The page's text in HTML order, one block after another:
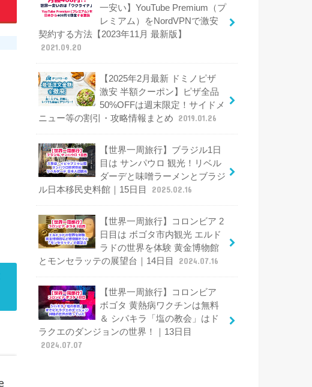
一安い】YouTube Premium（プ
レミアム）をNordVPNで激安
契約する方法【2023年11月 最新版】
2021.09.20
【2025年2月最新 ドミノピザ
激安 半額クーポン】ピザ全品
50%OFFは週末限定！サイドメ
ニュー等の割引・攻略情報まとめ
2019.01.26
【世界一周旅行】ブラジル1日
目は サンパウロ 観光！リベル
ダーデと味噌ラーメンとブラジ
ル日本移民史料館｜15日目
2025.02.16
【世界一周旅行】コロンビア 2
日目は ボゴタ市内観光 エルド
ラドの世界を体験 黄金博物館
とモンセラッテの展望台｜14日目
2024.07.16
【世界一周旅行】コロンビア
ボゴタ 黄熱病ワクチンは無料
＆ シパキラ「塩の教会」はド
ラクエのダンジョンの世界！｜13日目
2024.07.07